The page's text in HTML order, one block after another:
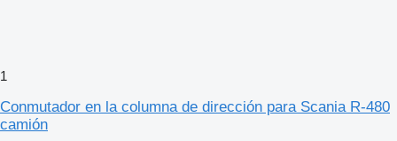
1
Conmutador en la columna de dirección para Scania R-480
camión